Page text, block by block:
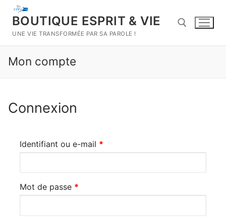
Aller
contenu
BOUTIQUE ESPRIT & VIE
UNE VIE TRANSFORMÉE PAR SA PAROLE !
Mon compte
Connexion
Identifiant ou e-mail *
Mot de passe *